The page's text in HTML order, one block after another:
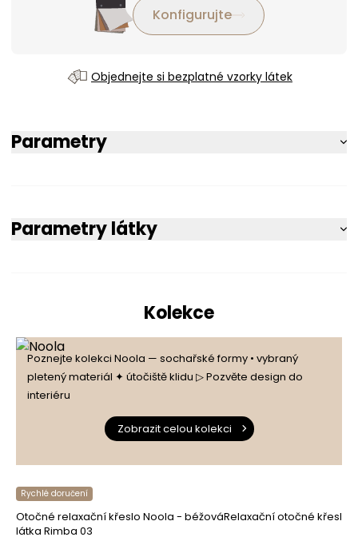
Konfigurujte
Objednejte si bezplatné vzorky látek
Parametry
Parametry látky
Kolekce
Poznejte kolekci Noola — sochařské formy • vybraný
pletený materiál ✦ útočiště klidu ▷ Pozvěte design do
interiéru
Zobrazit celou kolekci
Rychlé doručení
Otočné relaxační křeslo Noola - béžová
látka Rimba 03
Relaxační otočné křeslo